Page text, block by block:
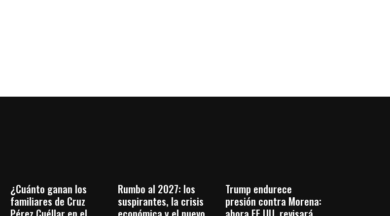
¿Cuánto ganan los
familiares de Cruz
Rumbo al 2027: los
suspirantes, la crisis
Trump endurece
presión contra Morena: